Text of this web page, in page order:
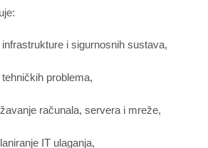
i sigurnosnih sustava,
problema,
računala, servera i mreže,
IT ulaganja,